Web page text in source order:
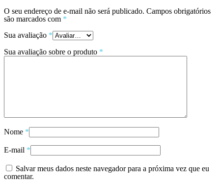
O seu endereço de e-mail não será publicado. Campos obrigatórios
são marcados com *
Sua avaliação *
Sua avaliação sobre o produto *
Nome *
E-mail *
Salvar meus dados neste navegador para a próxima vez que eu
comentar.